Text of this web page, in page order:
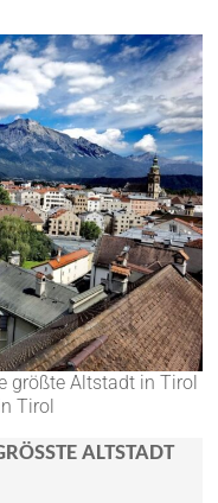
größte Altstadt in Tirol
Tirol
ALTSTADT